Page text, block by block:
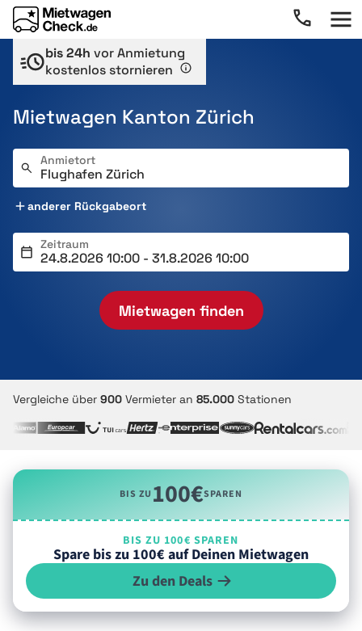
bis 24h vor Anmietung
kostenlos stornieren
Mietwagen Kanton Zürich
Anmietort
anderer Rückgabeort
Zeitraum
Mietwagen finden
Vergleiche über 900 Vermieter an 85.000 Stationen
BIS ZU100€SPAREN
BIS ZU 100€ SPAREN
Spare bis zu 100€ auf Deinen Mietwagen
Zu den Deals